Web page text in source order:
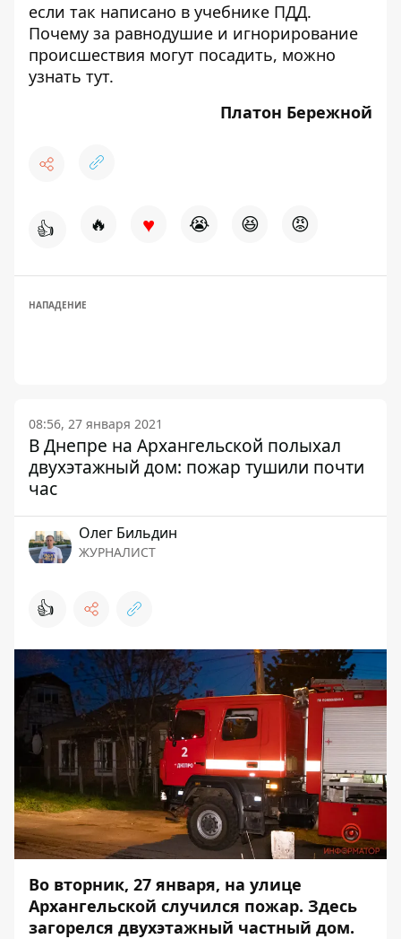
если так написано в учебнике ПДД.
Почему за равнодушие и игнорирование
происшествия могут посадить, можно
узнать тут.
Платон Бережной
👍 🔥 ♥ 😭 😆 😡
НАПАДЕНИЕ
08:56, 27 января 2021
В Днепре на Архангельской полыхал
двухэтажный дом: пожар тушили почти
час
Олег Бильдин
ЖУРНАЛИСТ
👍
Во вторник, 27 января, на улице
Архангельской случился пожар. Здесь
загорелся двухэтажный частный дом.